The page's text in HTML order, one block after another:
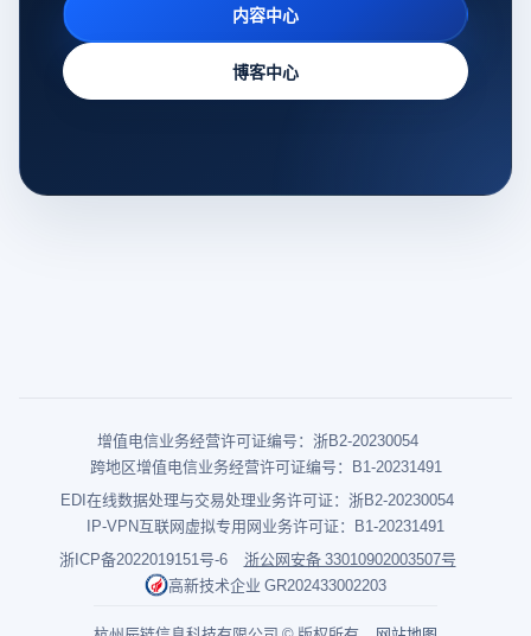
内容中心
博客中心
增值电信业务经营许可证编号：浙B2-20230054
跨地区增值电信业务经营许可证编号：B1-20231491
EDI在线数据处理与交易处理业务许可证：浙B2-20230054
IP-VPN互联网虚拟专用网业务许可证：B1-20231491
浙ICP备2022019151号-6
浙公网安备 33010902003507号
高新技术企业 GR202433002203